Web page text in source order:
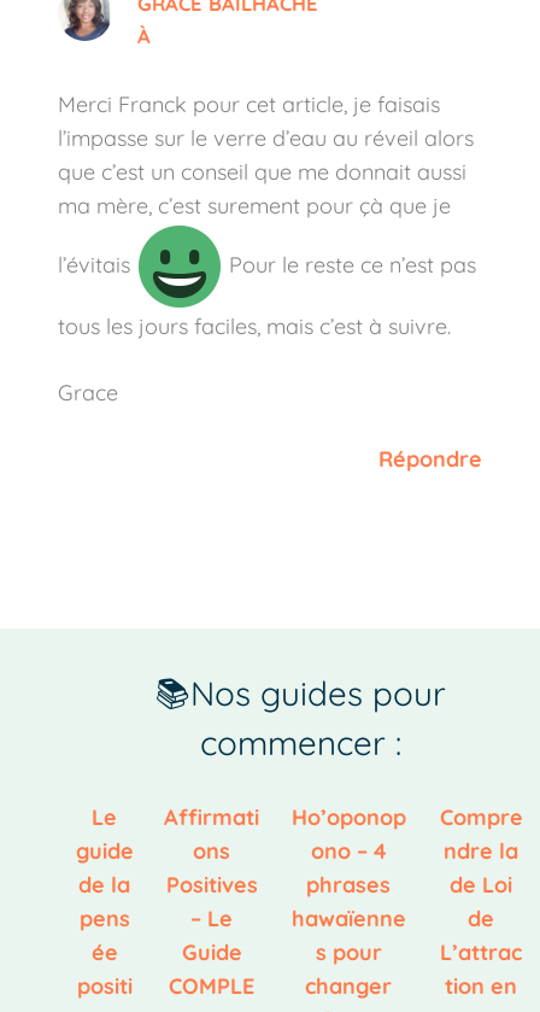
À
Merci Franck pour cet article, je faisais
l’impasse sur le verre d’eau au réveil alors
que c’est un conseil que me donnait aussi
ma mère, c’est surement pour çà que je
l’évitais Pour le reste ce n’est pas
tous les jours faciles, mais c’est à suivre.
Grace
Répondre
📚Nos guides pour
commencer :
Le
guide
de la
pens
ée
positi
Affirmati
ons
Positives
– Le
Guide
COMPLE
Ho’oponop
ono – 4
phrases
hawaïenne
s pour
changer
Compre
ndre la
de Loi
de
L’attrac
tion en